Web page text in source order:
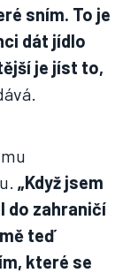
sním. To je
dát jídlo
je jíst to,
„Když jsem
do zahraničí
teď
které se